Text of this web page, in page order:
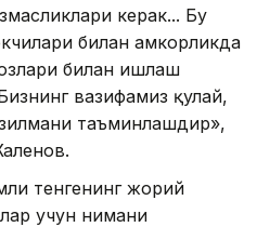
керак... Бу
билан ҳамкорликда
билан ишлаш
вазифамиз қулай,
таъминлашдир»,
тенгенинг жорий
учун нимани